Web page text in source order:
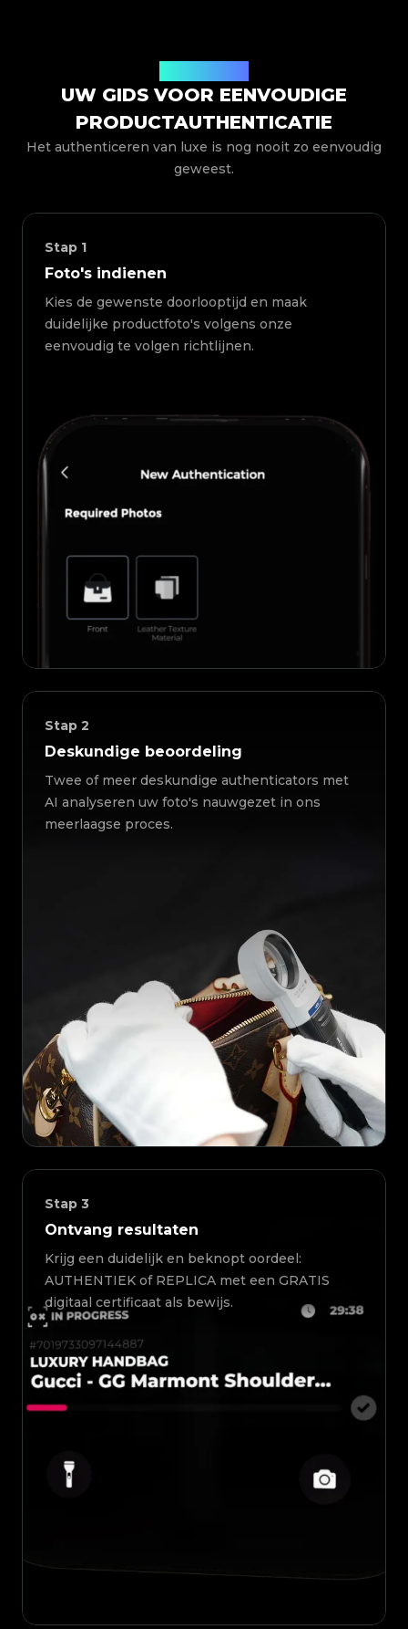
UW GIDS VOOR EENVOUDIGE
PRODUCTAUTHENTICATIE
Het authenticeren van luxe is nog nooit zo eenvoudig
geweest.
Stap 1
Foto's indienen
Kies de gewenste doorlooptijd en maak
duidelijke productfoto's volgens onze
eenvoudig te volgen richtlijnen.
Stap 2
Deskundige beoordeling
Twee of meer deskundige authenticators met
AI analyseren uw foto's nauwgezet in ons
meerlaagse proces.
Stap 3
Ontvang resultaten
Krijg een duidelijk en beknopt oordeel:
AUTHENTIEK of REPLICA met een GRATIS
digitaal certificaat als bewijs.